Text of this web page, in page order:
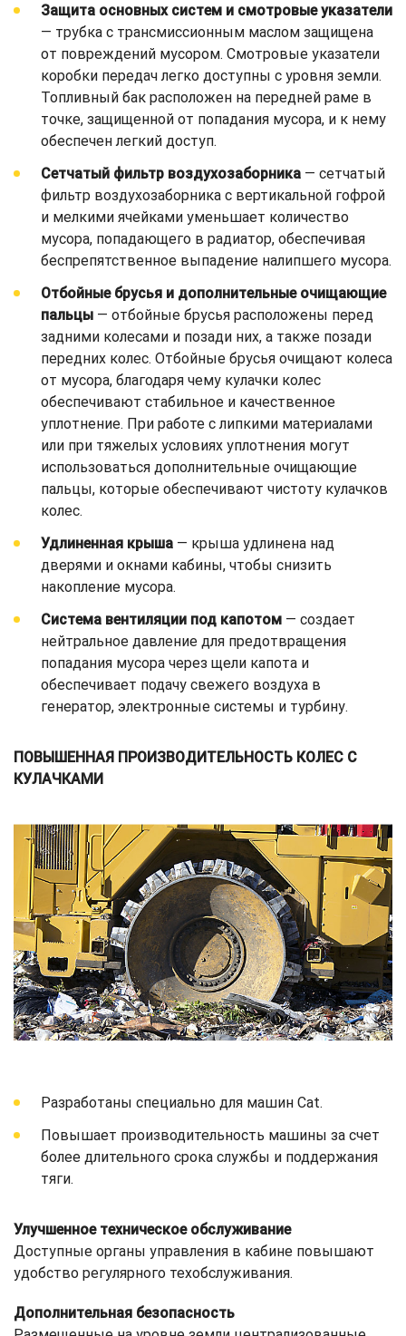
Защита основных систем и смотровые указатели
— трубка с трансмиссионным маслом защищена
от повреждений мусором. Смотровые указатели
коробки передач легко доступны с уровня земли.
Топливный бак расположен на передней раме в
точке, защищенной от попадания мусора, и к нему
обеспечен легкий доступ.
Сетчатый фильтр воздухозаборника — сетчатый
фильтр воздухозаборника с вертикальной гофрой
и мелкими ячейками уменьшает количество
мусора, попадающего в радиатор, обеспечивая
беспрепятственное выпадение налипшего мусора.
Отбойные брусья и дополнительные очищающие
пальцы — отбойные брусья расположены перед
задними колесами и позади них, а также позади
передних колес. Отбойные брусья очищают колеса
от мусора, благодаря чему кулачки колес
обеспечивают стабильное и качественное
уплотнение. При работе с липкими материалами
или при тяжелых условиях уплотнения могут
использоваться дополнительные очищающие
пальцы, которые обеспечивают чистоту кулачков
колес.
Удлиненная крыша — крыша удлинена над
дверями и окнами кабины, чтобы снизить
накопление мусора.
Система вентиляции под капотом — создает
нейтральное давление для предотвращения
попадания мусора через щели капота и
обеспечивает подачу свежего воздуха в
генератор, электронные системы и турбину.
ПОВЫШЕННАЯ ПРОИЗВОДИТЕЛЬНОСТЬ КОЛЕС С
КУЛАЧКАМИ
Разработаны специально для машин Cat.
Повышает производительность машины за счет
более длительного срока службы и поддержания
тяги.
Улучшенное техническое обслуживание
Доступные органы управления в кабине повышают
удобство регулярного техобслуживания.
Дополнительная безопасность